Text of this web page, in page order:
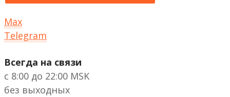
Max
Telegram
Всегда на связи
с 8:00 до 22:00 MSK
без выходных